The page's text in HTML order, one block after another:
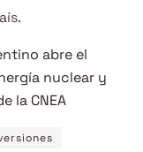
abre el
nuclear y
la CNEA